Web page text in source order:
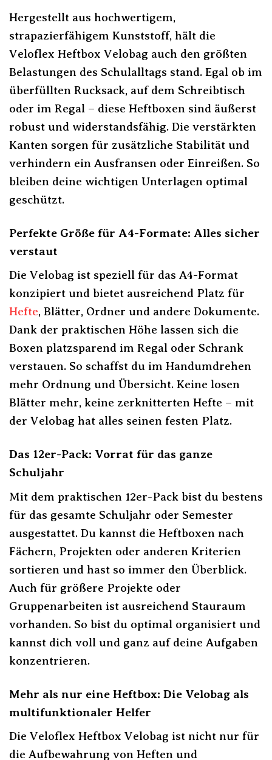
Hergestellt aus hochwertigem,
strapazierfähigem Kunststoff, hält die
Veloflex Heftbox Velobag auch den größten
Belastungen des Schulalltags stand. Egal ob im
überfüllten Rucksack, auf dem Schreibtisch
oder im Regal – diese Heftboxen sind äußerst
robust und widerstandsfähig. Die verstärkten
Kanten sorgen für zusätzliche Stabilität und
verhindern ein Ausfransen oder Einreißen. So
bleiben deine wichtigen Unterlagen optimal
geschützt.
Perfekte Größe für A4-Formate: Alles sicher
verstaut
Die Velobag ist speziell für das A4-Format
konzipiert und bietet ausreichend Platz für
Hefte, Blätter, Ordner und andere Dokumente.
Dank der praktischen Höhe lassen sich die
Boxen platzsparend im Regal oder Schrank
verstauen. So schaffst du im Handumdrehen
mehr Ordnung und Übersicht. Keine losen
Blätter mehr, keine zerknitterten Hefte – mit
der Velobag hat alles seinen festen Platz.
Das 12er-Pack: Vorrat für das ganze
Schuljahr
Mit dem praktischen 12er-Pack bist du bestens
für das gesamte Schuljahr oder Semester
ausgestattet. Du kannst die Heftboxen nach
Fächern, Projekten oder anderen Kriterien
sortieren und hast so immer den Überblick.
Auch für größere Projekte oder
Gruppenarbeiten ist ausreichend Stauraum
vorhanden. So bist du optimal organisiert und
kannst dich voll und ganz auf deine Aufgaben
konzentrieren.
Mehr als nur eine Heftbox: Die Velobag als
multifunktionaler Helfer
Die Veloflex Heftbox Velobag ist nicht nur für
die Aufbewahrung von Heften und